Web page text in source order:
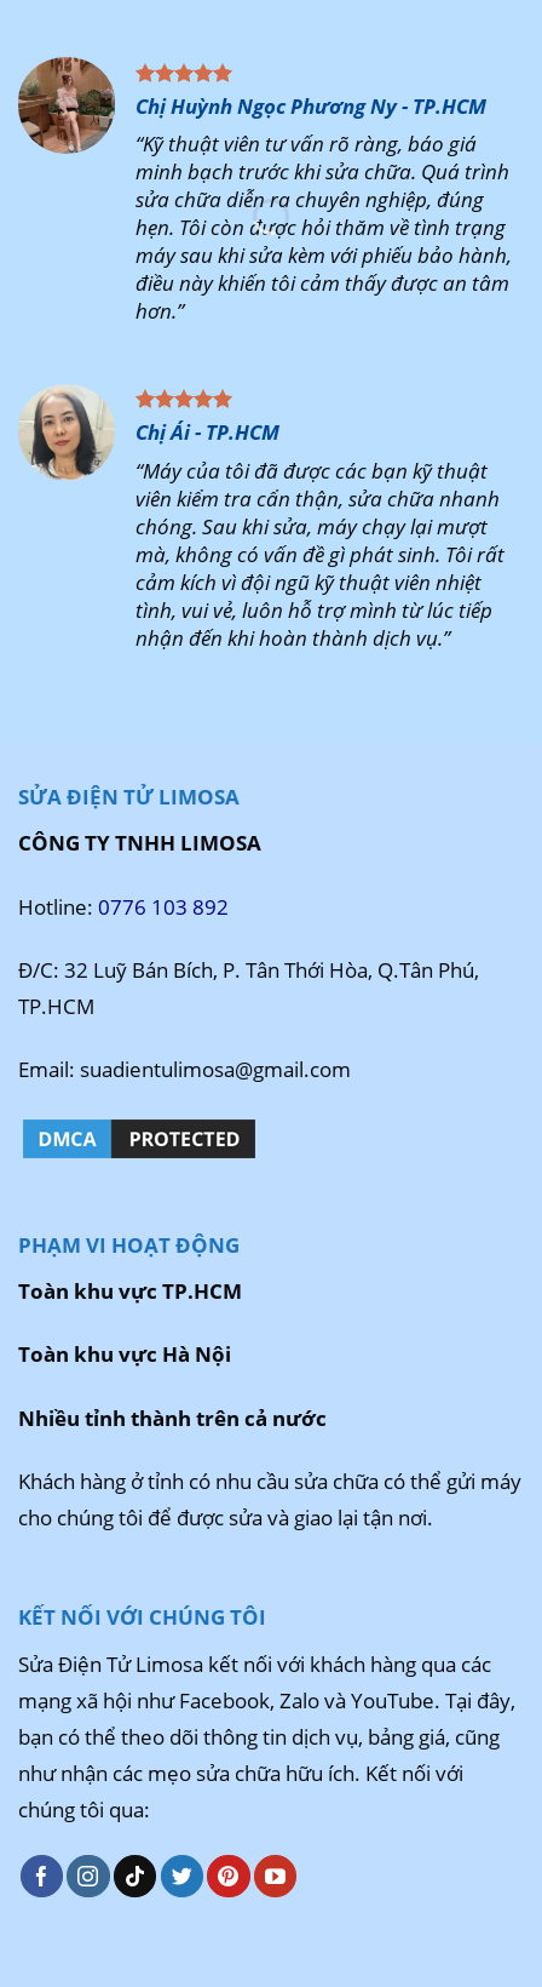
Chị Huỳnh Ngọc Phương Ny - TP.HCM
“Kỹ thuật viên tư vấn rõ ràng, báo giá
minh bạch trước khi sửa chữa. Quá trình
sửa chữa diễn ra chuyên nghiệp, đúng
hẹn. Tôi còn được hỏi thăm về tình trạng
máy sau khi sửa kèm với phiếu bảo hành,
điều này khiến tôi cảm thấy được an tâm
hơn.”
Chị Ái - TP.HCM
“Máy của tôi đã được các bạn kỹ thuật
viên kiểm tra cẩn thận, sửa chữa nhanh
chóng. Sau khi sửa, máy chạy lại mượt
mà, không có vấn đề gì phát sinh. Tôi rất
cảm kích vì đội ngũ kỹ thuật viên nhiệt
tình, vui vẻ, luôn hỗ trợ mình từ lúc tiếp
nhận đến khi hoàn thành dịch vụ.”
SỬA ĐIỆN TỬ LIMOSA
CÔNG TY TNHH LIMOSA
Hotline: 0776 103 892
Đ/C: 32 Luỹ Bán Bích, P. Tân Thới Hòa, Q.Tân Phú,
TP.HCM
Email: suadientulimosa@gmail.com
PHẠM VI HOẠT ĐỘNG
Toàn khu vực TP.HCM
Toàn khu vực Hà Nội
Nhiều tỉnh thành trên cả nước
Khách hàng ở tỉnh có nhu cầu sửa chữa có thể gửi máy
cho chúng tôi để được sửa và giao lại tận nơi.
KẾT NỐI VỚI CHÚNG TÔI
Sửa Điện Tử Limosa kết nối với khách hàng qua các
mạng xã hội như Facebook, Zalo và YouTube. Tại đây,
bạn có thể theo dõi thông tin dịch vụ, bảng giá, cũng
như nhận các mẹo sửa chữa hữu ích. Kết nối với
chúng tôi qua: